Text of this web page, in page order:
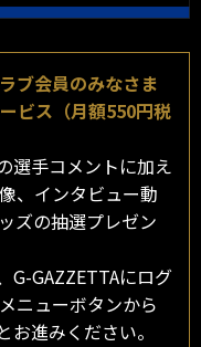
ブ会員のみなさま
ビス（月額550円税
選手コメントに加え
、インタビュー動
ズの抽選プレゼン
G-GAZZETTAにログ
ニューボタンから
お進みください。